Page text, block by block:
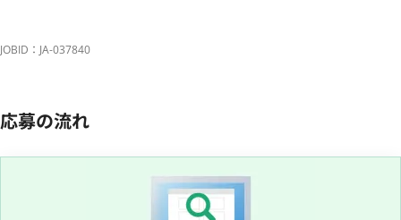
JOBID：JA-037840
応募の流れ